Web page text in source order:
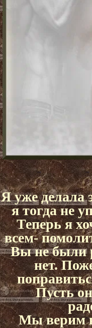
Я уже делала
я тогда не
Теперь я
всем-
Вы не были
нет.
Пусть
Мы верим